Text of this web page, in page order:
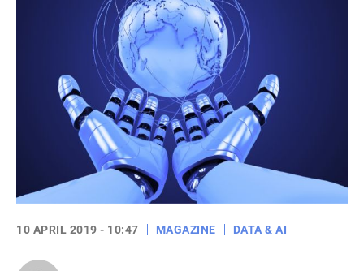
10 APRIL 2019 - 10:47 MAGAZINE DATA & AI